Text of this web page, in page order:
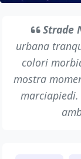
Strade
urbana
colori
mostra
marciapiedi.